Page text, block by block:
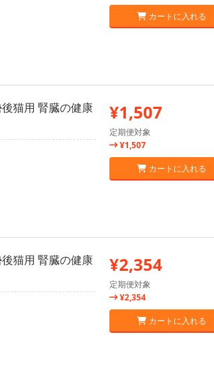
カートに入れる
猫用 腎臓の健康
¥1,507
定期便対象
¥1,507
カートに入れる
猫用 腎臓の健康
¥2,354
定期便対象
¥2,354
カートに入れる